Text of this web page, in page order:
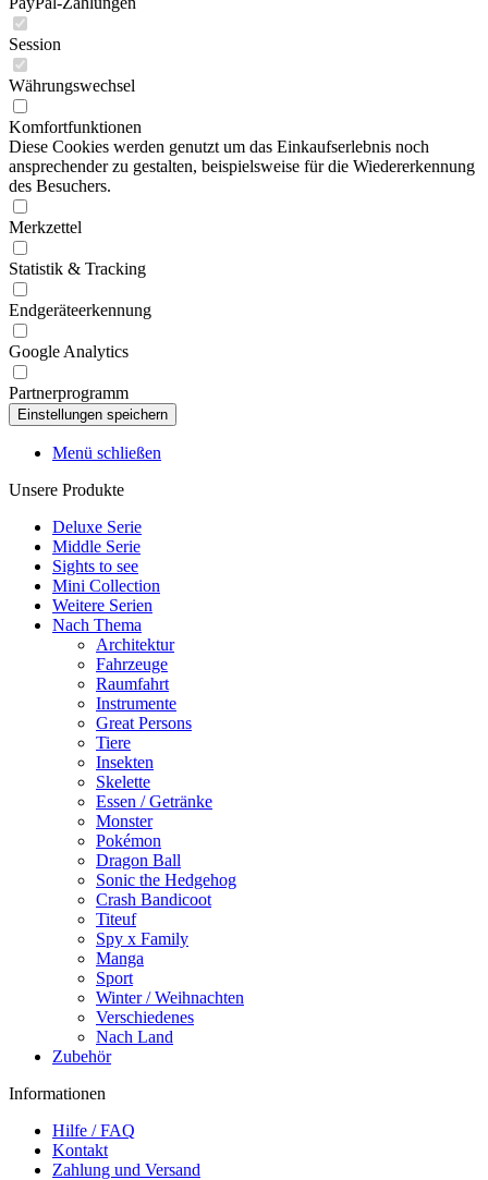
Session
Währungswechsel
Komfortfunktionen
Diese Cookies werden genutzt um das Einkaufserlebnis noch
ansprechender zu gestalten, beispielsweise für die Wiedererkennung
des Besuchers.
Merkzettel
Statistik & Tracking
Endgeräteerkennung
Google Analytics
Partnerprogramm
Menü schließen
Unsere Produkte
Deluxe Serie
Middle Serie
Sights to see
Mini Collection
Weitere Serien
Nach Thema
Architektur
Fahrzeuge
Raumfahrt
Instrumente
Great Persons
Tiere
Insekten
Skelette
Essen / Getränke
Monster
Pokémon
Dragon Ball
Sonic the Hedgehog
Crash Bandicoot
Titeuf
Spy x Family
Manga
Sport
Winter / Weihnachten
Verschiedenes
Nach Land
Zubehör
Informationen
Hilfe / FAQ
Kontakt
Zahlung und Versand